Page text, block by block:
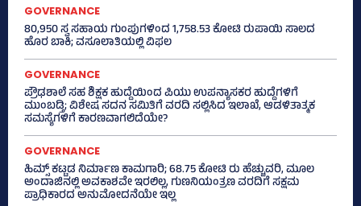
GOVERNANCE
80,950 ಸ್ವ ಸಹಾಯ ಗುಂಪುಗಳಿಂದ 1,758.53 ಕೋಟಿ ರುಪಾಯಿ ಸಾಲದ
ಹೊರ ಬಾಕಿ; ವಸೂಲಾತಿಯಲ್ಲಿ ವಿಫಲ
GOVERNANCE
ಪ್ರೌಢಶಾಲೆ ಸಹ ಶಿಕ್ಷಕ ಹುದ್ದೆಯಿಂದ ಪಿಯು ಉಪನ್ಯಾಸಕರ ಹುದ್ದೆಗಳಿಗೆ
ಮುಂಬಡ್ತಿ; ವಿಶೇಷ ಸದನ ಸಮಿತಿಗೆ ವರದಿ ಸಲ್ಲಿಸಿದ ಇಲಾಖೆ, ಆಡಳಿತಾತ್ಮಕ
ಸಮಸ್ಯೆಗಳಿಗೆ ಕಾರಣವಾಗಲಿದೆಯೇ?
GOVERNANCE
ಹಿಮ್ಸ್‌ ಕಟ್ಟಡ ನಿರ್ಮಾಣ ಕಾಮಗಾರಿ; 68.75 ಕೋಟಿ ರು ಹೆಚ್ಚುವರಿ, ಮೂಲ
ಅಂದಾಜಿನಲ್ಲಿ ಅವಕಾಶವೇ ಇರಲಿಲ್ಲ, ಗುಣನಿಯಂತ್ರಣ ವರದಿಗೆ ಸಕ್ಷಮ
ಪ್ರಾಧಿಕಾರದ ಅನುಮೋದನೆಯೇ ಇಲ್ಲ